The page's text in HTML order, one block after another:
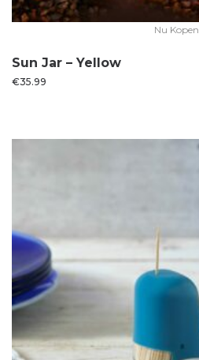
Nu Kopen
Sun Jar – Yellow
€35.99